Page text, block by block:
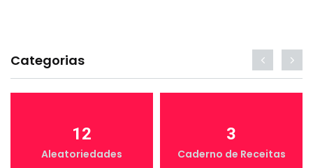
Categorias
12
Aleatoriedades
3
Caderno de Receitas